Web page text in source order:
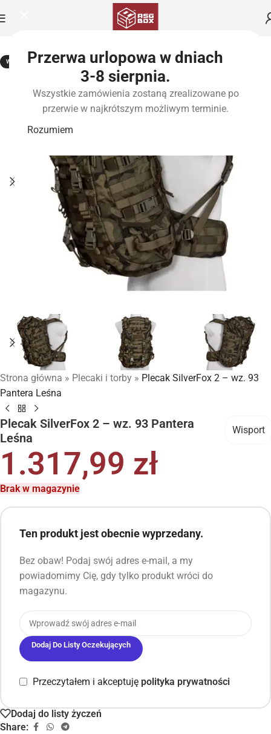
Przerwa urlopowa w dniach
3-8 sierpnia.
Wszystkie zamówienia zostaną zrealizowane po
przerwie w najkrótszym możliwym terminie.
Rozumiem
WYPRZEDANE
Strona główna » Plecaki i torby » Plecak SilverFox 2 – wz. 93
Pantera Leśna
Plecak SilverFox 2 – wz. 93 Pantera
Leśna
Wisport
1.317,99 zł
Brak w magazynie
Ten produkt jest obecnie wyprzedany.
Bez obaw! Podaj swój adres e-mail, a my
powiadomimy Cię, gdy tylko produkt wróci do
magazynu.
Dodaj Do Listy Oczekujących
Przeczytałem i akceptuję polityka prywatności
Dodaj do listy życzeń
Share: